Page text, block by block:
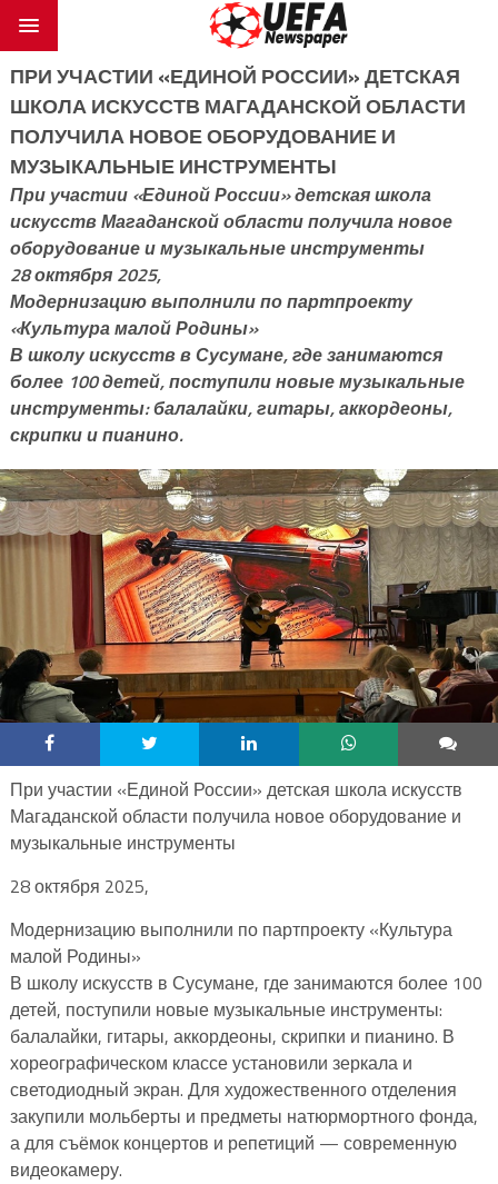
ПРИ УЧАСТИИ «ЕДИНОЙ РОССИИ» ДЕТСКАЯ
ШКОЛА ИСКУССТВ МАГАДАНСКОЙ ОБЛАСТИ
ПОЛУЧИЛА НОВОЕ ОБОРУДОВАНИЕ И
МУЗЫКАЛЬНЫЕ ИНСТРУМЕНТЫ
При участии «Единой России» детская школа
искусств Магаданской области получила новое
оборудование и музыкальные инструменты
28 октября 2025,
Модернизацию выполнили по партпроекту
«Культура малой Родины»
В школу искусств в Сусумане, где занимаются
более 100 детей, поступили новые музыкальные
инструменты: балалайки, гитары, аккордеоны,
скрипки и пианино.
При участии «Единой России» детская школа искусств
Магаданской области получила новое оборудование и
музыкальные инструменты
28 октября 2025,
Модернизацию выполнили по партпроекту «Культура
малой Родины»
В школу искусств в Сусумане, где занимаются более 100
детей, поступили новые музыкальные инструменты:
балалайки, гитары, аккордеоны, скрипки и пианино. В
хореографическом классе установили зеркала и
светодиодный экран. Для художественного отделения
закупили мольберты и предметы натюрмортного фонда,
а для съёмок концертов и репетиций — современную
видеокамеру.